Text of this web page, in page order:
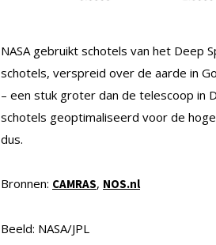
NASA gebruikt schotels van het Deep
schotels, verspreid over de aarde in
– een stuk groter dan de telescoop in
schotels geoptimaliseerd voor de
dus.
Bronnen: CAMRAS, NOS.nl
Beeld: NASA/JPL